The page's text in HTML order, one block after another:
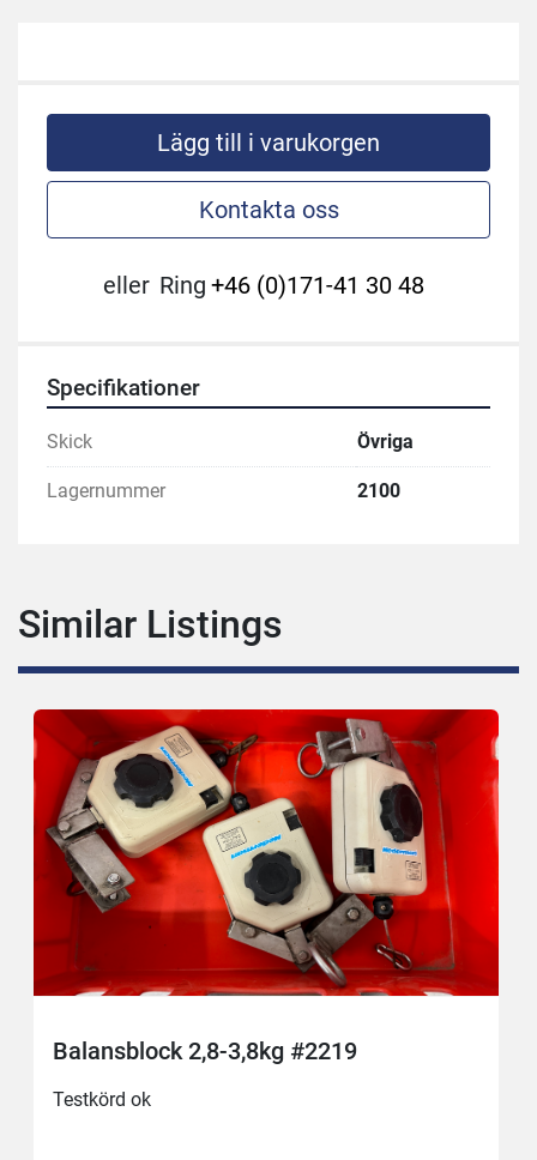
Lägg till i varukorgen
Kontakta oss
eller Ring +46 (0)171-41 30 48
Specifikationer
Skick Övriga
Lagernummer 2100
Similar Listings
Balansblock 2,8-3,8kg #2219
Testkörd ok